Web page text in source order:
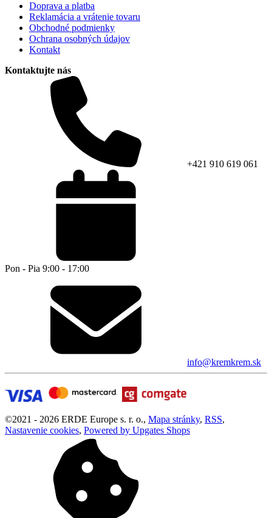
Doprava a platba
Reklamácia a vrátenie tovaru
Obchodné podmienky
Ochrana osobných údajov
Kontakt
Kontaktujte nás
+421 910 619 061
Pon - Pia 9:00 - 17:00
info@kremkrem.sk
©2021 - 2026 ERDE Europe s. r. o., Mapa stránky, RSS,
Nastavenie cookies, Powered by Upgates Shops